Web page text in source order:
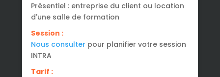
Présentiel : entreprise du client ou location
d'une salle de formation
Session :
Nous consulter pour planifier votre session
INTRA
Tarif :